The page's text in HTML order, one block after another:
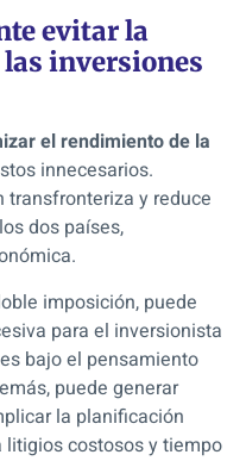
evitar la
inversiones
el rendimiento de la
innecesarios.
y reduce
dos países,
imposición, puede
para el inversionista
bajo el pensamiento
puede generar
la planificación
costosos y tiempo